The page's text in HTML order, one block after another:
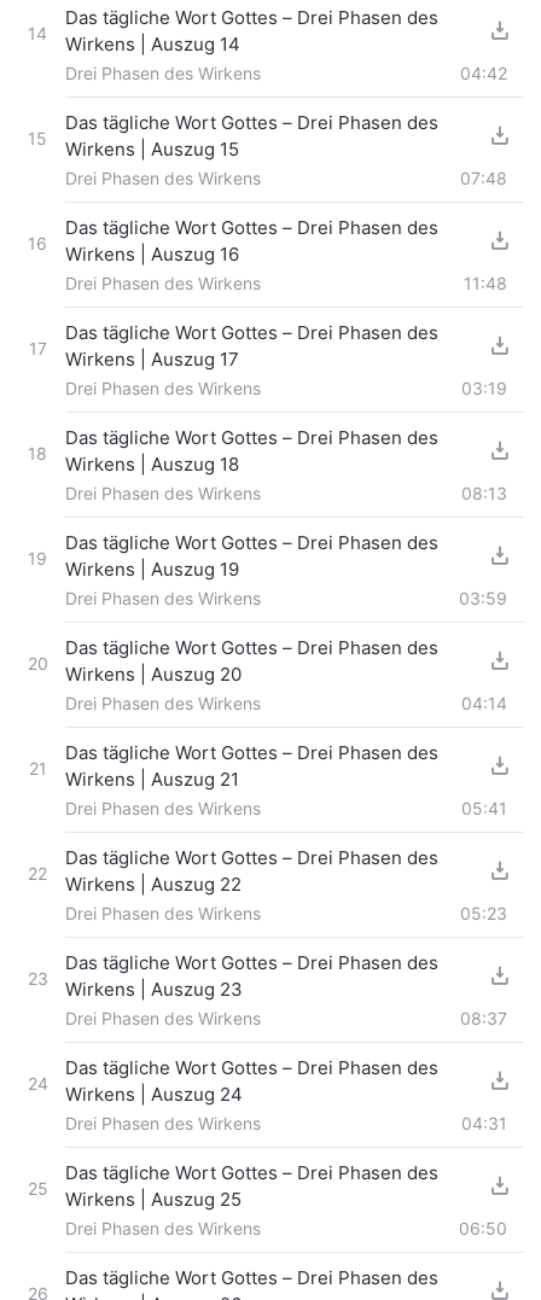
14
Das tägliche Wort Gottes – Drei Phasen des
Wirkens | Auszug 14
Drei Phasen des Wirkens 04:42
15
Das tägliche Wort Gottes – Drei Phasen des
Wirkens | Auszug 15
Drei Phasen des Wirkens 07:48
16
Das tägliche Wort Gottes – Drei Phasen des
Wirkens | Auszug 16
Drei Phasen des Wirkens 11:48
17
Das tägliche Wort Gottes – Drei Phasen des
Wirkens | Auszug 17
Drei Phasen des Wirkens 03:19
18
Das tägliche Wort Gottes – Drei Phasen des
Wirkens | Auszug 18
Drei Phasen des Wirkens 08:13
19
Das tägliche Wort Gottes – Drei Phasen des
Wirkens | Auszug 19
Drei Phasen des Wirkens 03:59
20
Das tägliche Wort Gottes – Drei Phasen des
Wirkens | Auszug 20
Drei Phasen des Wirkens 04:14
21
Das tägliche Wort Gottes – Drei Phasen des
Wirkens | Auszug 21
Drei Phasen des Wirkens 05:41
22
Das tägliche Wort Gottes – Drei Phasen des
Wirkens | Auszug 22
Drei Phasen des Wirkens 05:23
23
Das tägliche Wort Gottes – Drei Phasen des
Wirkens | Auszug 23
Drei Phasen des Wirkens 08:37
24
Das tägliche Wort Gottes – Drei Phasen des
Wirkens | Auszug 24
Drei Phasen des Wirkens 04:31
25
Das tägliche Wort Gottes – Drei Phasen des
Wirkens | Auszug 25
Drei Phasen des Wirkens 06:50
26
Das tägliche Wort Gottes – Drei Phasen des